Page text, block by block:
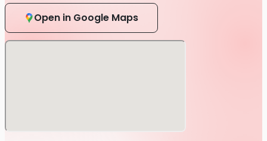
※入場時別途ドリンク代がかかります
※VIPチケットは前方VIP専用エリアにて観覧いただけます
※女性入場無料・学生入場無料(VIPエリアへの入場はVIP
チケットが必要になります)
※③のお客様はチケットのご購入は不要です。会場受付でお
Open in Google Maps